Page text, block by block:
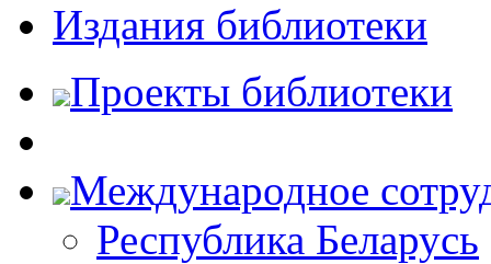
Издания библиотеки
Проекты библиотеки
Международное
Республика Беларусь